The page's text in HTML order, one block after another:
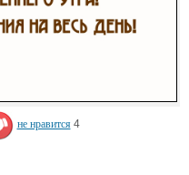
не нравится 4